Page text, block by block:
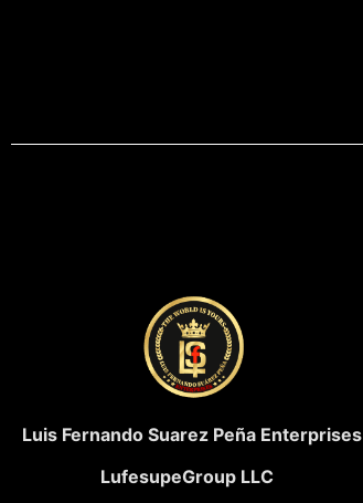
Luis Fernando Suarez Peña Enterprises
LufesupeGroup LLC